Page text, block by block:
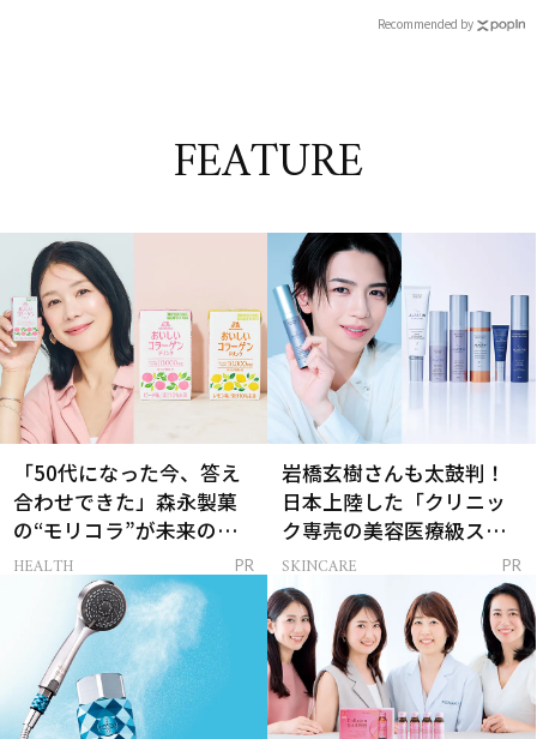
Recommended by
FEATURE
「50代になった今、答え
合わせできた」森永製菓
の“モリコラ”が未来のキ
レイを連れてくる！
HEALTH PR
岩橋玄樹さんも太鼓判！
日本上陸した「クリニッ
ク専売の美容医療級スキ
ンケア」
SKINCARE PR